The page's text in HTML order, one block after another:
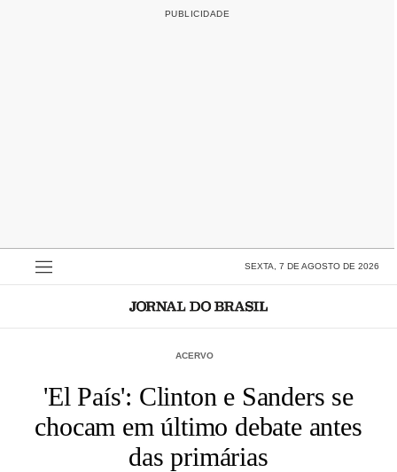
SEXTA, 7 DE AGOSTO DE 2026
ACERVO
'El País': Clinton e Sanders se
chocam em último debate antes
das primárias